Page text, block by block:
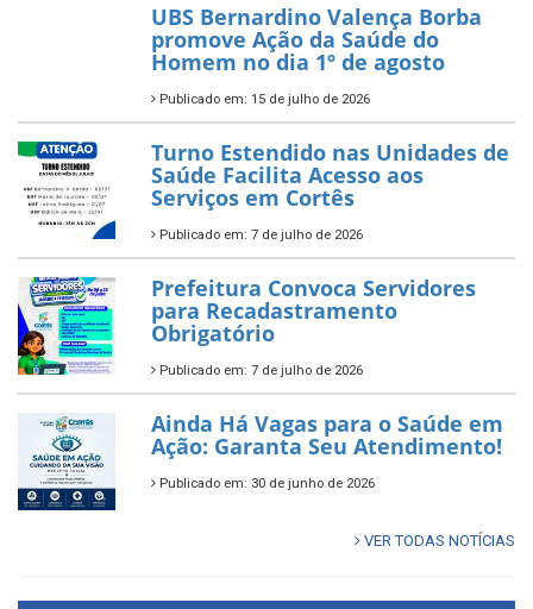
UBS Bernardino Valença Borba
promove Ação da Saúde do
Homem no dia 1º de agosto
Publicado em: 15 de julho de 2026
Turno Estendido nas Unidades de
Saúde Facilita Acesso aos
Serviços em Cortês
Publicado em: 7 de julho de 2026
Prefeitura Convoca Servidores
para Recadastramento
Obrigatório
Publicado em: 7 de julho de 2026
Ainda Há Vagas para o Saúde em
Ação: Garanta Seu Atendimento!
Publicado em: 30 de junho de 2026
VER TODAS NOTÍCIAS